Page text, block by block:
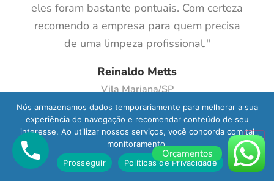
eles foram bastante pontuais. Com certeza
recomendo a empresa para quem precisa
de uma limpeza profissional."
Reinaldo Metts
Vila Mariana/SP
Orçamentos
Nós armazenamos dados temporariamente para melhorar a sua
experiência de navegação e recomendar conteúdo de seu
interesse. Ao utilizar nossos serviços, você concorda com tal
monitoramento.
Prosseguir
Políticas de Privacidade